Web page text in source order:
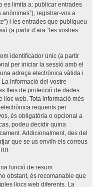
es limita a: publicar entrades
registrar-vos a
i les entrades que publiqueu
(a partir d’ara “les vostres
identificador únic (a partir
per iniciar la sessió amb el
adreça electrònica vàlida i
La informació del vostre
lleis de protecció de dades
lloc web. Tota informació més
requerits per
és obligatòria o opcional a
podeu decidir quina
Addicionalment, des del
que se us enviïn els correus
funció de resum
obstant, és recomanable que
llocs web diferents. La